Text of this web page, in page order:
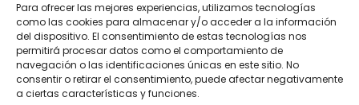
Para ofrecer las mejores experiencias, utilizamos tecnologías
como las cookies para almacenar y/o acceder a la información
del dispositivo. El consentimiento de estas tecnologías nos
permitirá procesar datos como el comportamiento de
navegación o las identificaciones únicas en este sitio. No
consentir o retirar el consentimiento, puede afectar negativamente
a ciertas características y funciones.
BEAUTY COLLAGEN 300
Grs.
33.90€
M.A.P
39.95€